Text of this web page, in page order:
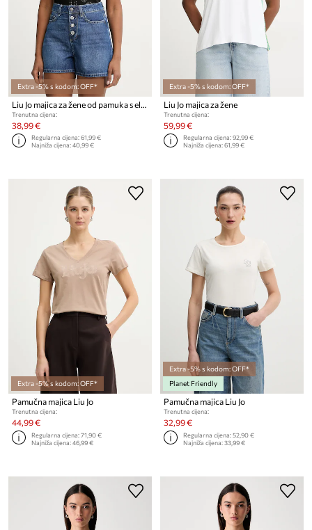
Extra -5% s kodom: OFF*
Liu Jo majica za žene od pamuka s elastanom
Trenutna cijena:
38,99 €
Regularna cijena:61,99 €
Najniža cijena:40,99 €
Extra -5% s kodom: OFF*
Liu Jo majica za žene
Trenutna cijena:
59,99 €
Regularna cijena:92,99 €
Najniža cijena:61,99 €
Extra -5% s kodom: OFF*
Pamučna majica Liu Jo
Trenutna cijena:
44,99 €
Regularna cijena:71,90 €
Najniža cijena:46,99 €
Extra -5% s kodom: OFF*
Planet Friendly
Pamučna majica Liu Jo
Trenutna cijena:
32,99 €
Regularna cijena:52,90 €
Najniža cijena:33,99 €